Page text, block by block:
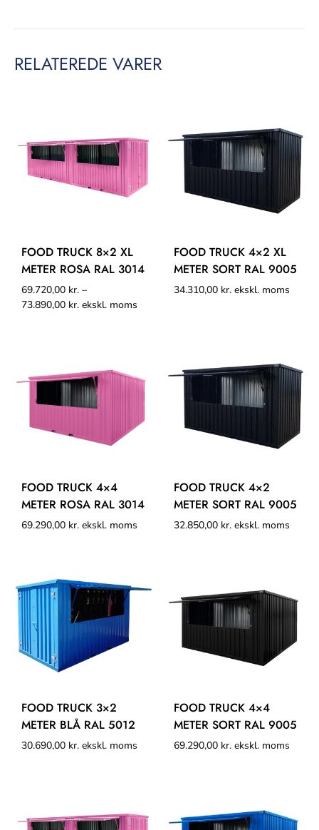
RELATEREDE VARER
FOOD TRUCK 8×2 XL
METER ROSA RAL 3014
69.720,00 kr. –
73.890,00 kr. ekskl. moms
FOOD TRUCK 4×2 XL
METER SORT RAL 9005
34.310,00 kr. ekskl. moms
FOOD TRUCK 4×4
METER ROSA RAL 3014
69.290,00 kr. ekskl. moms
FOOD TRUCK 4×2
METER SORT RAL 9005
32.850,00 kr. ekskl. moms
FOOD TRUCK 3×2
METER BLÅ RAL 5012
30.690,00 kr. ekskl. moms
FOOD TRUCK 4×4
METER SORT RAL 9005
69.290,00 kr. ekskl. moms